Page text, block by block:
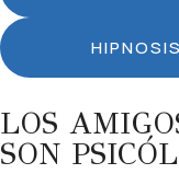
LOS
SON